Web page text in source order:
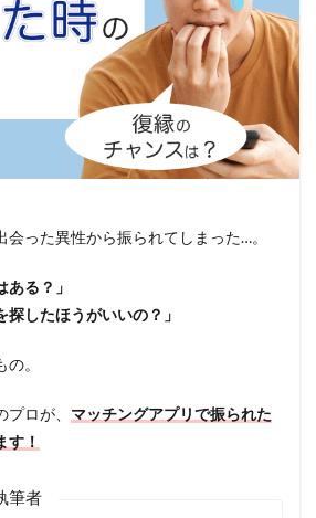
会った異性から振られてしまった…。
ある？」
探したほうがいいの？」
。
ロが、 マッチングアプリで振られた
す！
筆者